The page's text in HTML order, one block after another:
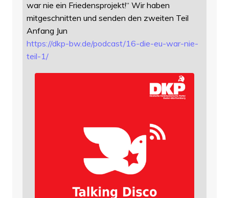
war nie ein Friedensprojekt!“ Wir haben
mitgeschnitten und senden den zweiten Teil
Anfang Jun
https://dkp-bw.de/podcast/16-die-eu-war-nie-
teil-1/